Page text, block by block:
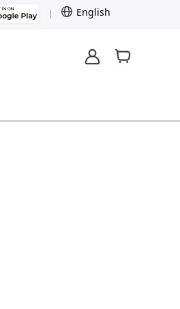
English